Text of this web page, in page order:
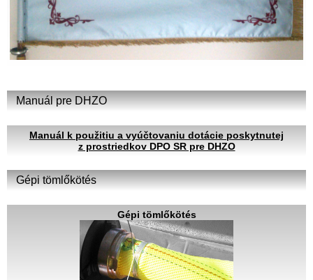
Manuál pre DHZO
Manuál k použitiu a vyúčtovaniu dotácie poskytnutej
z prostriedkov DPO SR pre DHZO
Gépi tömlőkötés
Gépi tömlőkötés